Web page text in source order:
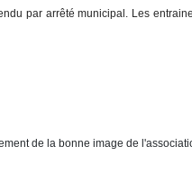
par arrêté municipal. Les
de la bonne image de